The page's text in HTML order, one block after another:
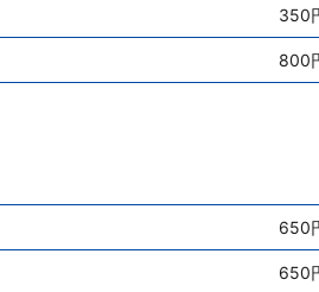
350
800
650
650